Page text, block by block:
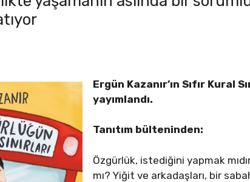
Ergün Kazanır’ın Sıfır Kural
yayımlandı.
Tanıtım bülteninden:
Özgürlük, istediğini yapmak
mı? Yiğit ve arkadaşları, bir